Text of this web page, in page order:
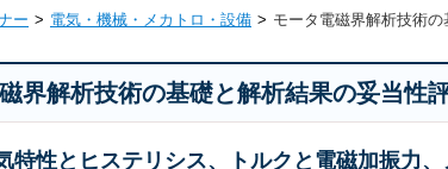
ー 電気・機械・メカトロ・設備 モータ電磁界解析技術
界解析技術の基礎と解析結果の妥当性
特性とヒステリシス、トルクと電磁加振力